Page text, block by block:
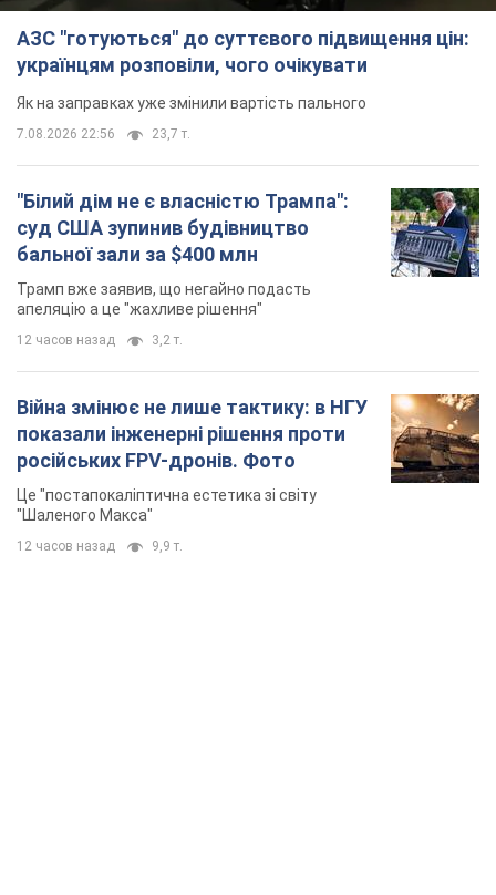
АЗС "готуються" до суттєвого підвищення цін:
українцям розповіли, чого очікувати
Як на заправках уже змінили вартість пального
7.08.2026 22:56 23,7 т.
"Білий дім не є власністю Трампа":
суд США зупинив будівництво
бальної зали за $400 млн
Трамп вже заявив, що негайно подасть
апеляцію а це "жахливе рішення"
12 часов назад 3,2 т.
Війна змінює не лише тактику: в НГУ
показали інженерні рішення проти
російських FPV-дронів. Фото
Це "постапокаліптична естетика зі світу
"Шаленого Макса"
12 часов назад 9,9 т.